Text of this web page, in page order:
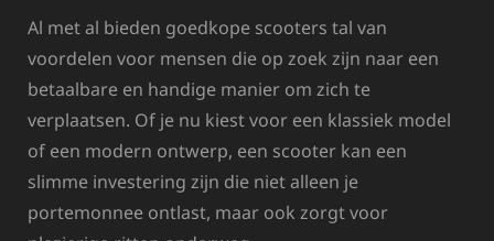
Al met al bieden goedkope scooters tal van
voordelen voor mensen die op zoek zijn naar een
betaalbare en handige manier om zich te
verplaatsen. Of je nu kiest voor een klassiek model
of een modern ontwerp, een scooter kan een
slimme investering zijn die niet alleen je
portemonnee ontlast, maar ook zorgt voor